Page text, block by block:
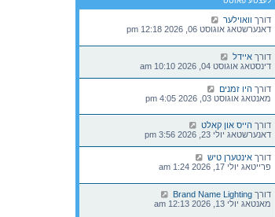
דורך וואוילער
דאנערשטאג אוגוסט 06, 2026 12:18 pm
דורך איידל
דינסטאג אוגוסט 04, 2026 10:10 am
דורך היו זמנים
מאנטאג אוגוסט 03, 2026 4:05 pm
דורך הייס און קאלט
דאנערשטאג יולי 23, 2026 3:56 pm
דורך אינטערן טיש
פרייטאג יולי 17, 2026 1:24 am
דורך Brand Name Lighting
מאנטאג יולי 13, 2026 12:13 am